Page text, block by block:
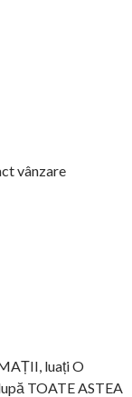
vânzare
luați O
TOATE ASTEA